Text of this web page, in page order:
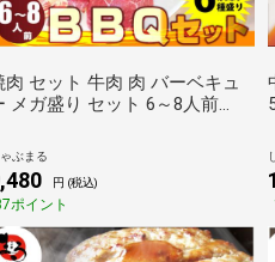
肉 セット 牛肉 肉 バーベキュ
メガ盛り セット 6～8人前
クリスマス ギフト 食品 プレ
ント キャンプ しゃぶまる
ぶまる
円 (税込)
ポイント